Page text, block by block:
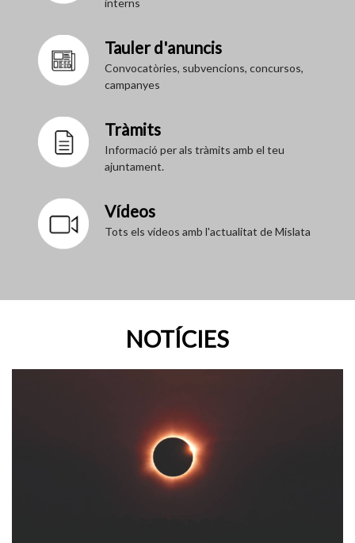
Tauler d'anuncis
Convocatòries, subvencions, concursos,
campanyes
Tràmits
Informació per als tràmits amb el teu
ajuntament.
Vídeos
Tots els vídeos amb l'actualitat de Mislata
NOTÍCIES